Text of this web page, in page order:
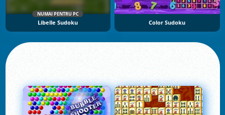
NUMAI PENTRU PC
Libelle Sudoku Color Sudoku